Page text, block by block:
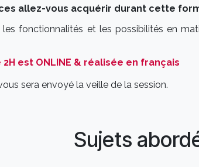
allez-vous acquérir durant cette
fonctionnalités et les possibilités en
est ONLINE & réalisée en français
sera envoyé la veille de la session.
Sujets